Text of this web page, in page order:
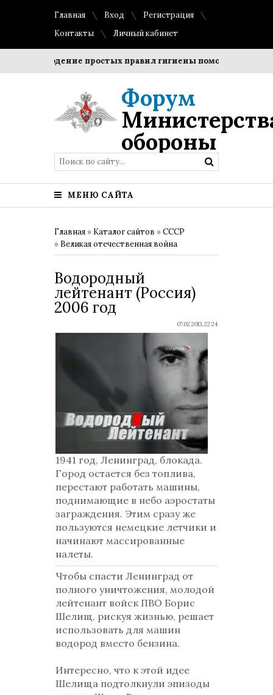
Главная Вход
Регистрация
Контакты
Личный кабинет
Соблюдение простых правил гигиены помогает
Форум
обороны
МЕНЮ САЙТА
Главная » Каталог сайтов »СССР
» Великая отечественная война
Водородный
лейтенант (Россия)
2006 год
07.02.2013, 22:24
1941 год, Ленинград, блокада.
Город остается без топлива,
перестают работать машины,
поднимающие в небо аэростаты
заграждения. Этим сразу же
пользуются немецкие летчики и
начинают массированные
налеты.
Чтобы спасти Ленинград от
полного уничтожения, молодой
лейтенант войск ПВО Борис
Шелищ, рискуя жизнью, решает
использовать для машин
водород вместо бензина.
Интересно, что к этой идее
Шелища подтолкнули эпизоды